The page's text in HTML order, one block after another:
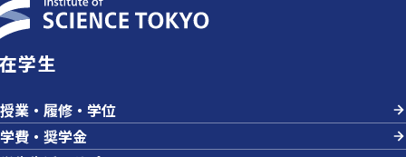
在学生
授業・履修・学位
学費・奨学金